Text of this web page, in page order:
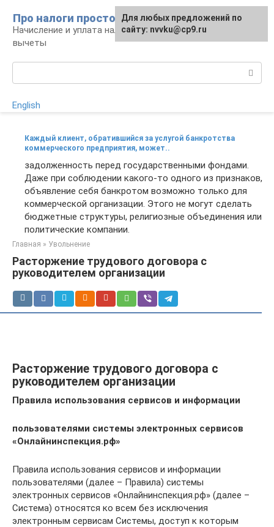
контенту
Про налоги просто
Начисление и уплата налогов, налоговые
вычеты
English
Каждый клиент, обратившийся за услугой банкротства
коммерческого предприятия, может..
задолженность перед государственными фондами.
Даже при соблюдении какого-то одного из признаков,
объявление себя банкротом возможно только для
коммерческой организации. Этого не могут сделать
бюджетные структуры, религиозные объединения или
политические компании.
Главная » Увольнение
Расторжение трудового договора с
руководителем организации
Расторжение трудового договора с
руководителем организации
Правила использования сервисов и информации
пользователями системы электронных сервисов
«Онлайнинспекция.рф»
Правила использования сервисов и информации
пользователями (далее – Правила) системы
электронных сервисов «Онлайнинспекция.рф» (далее –
Система) относятся ко всем без исключения
электронным сервисам Системы, доступ к которым
Для любых предложений по
сайту: nvvku@cp9.ru